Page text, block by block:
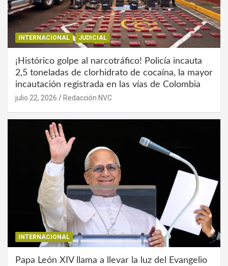
INTERNACIONAL JUDICIAL
¡Histórico golpe al narcotráfico! Policía incauta
2,5 toneladas de clorhidrato de cocaína, la mayor
incautación registrada en las vías de Colombia
julio 22, 2026 Redacción NVC
INTERNACIONAL
Papa León XIV llama a llevar la luz del Evangelio